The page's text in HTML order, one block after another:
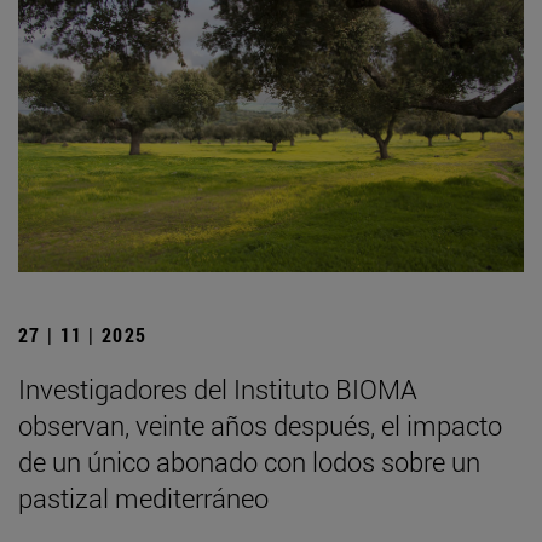
27 | 11 | 2025
Investigadores del Instituto BIOMA
observan, veinte años después, el impacto
de un único abonado con lodos sobre un
pastizal mediterráneo